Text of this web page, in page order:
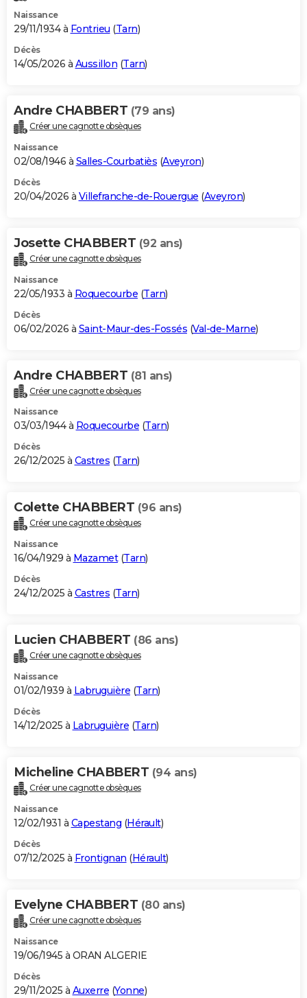
Dictionnaire
Biographies
Citations
Expressions
Proverbes
PROGRAMME TV
S'inscrire
Se connecter
Lycées
Collèges
Primaires
Universités
Entreprises
Service militaire
Avis de recherche
AVIS DE DÉCÈS
Bricolage
Lifestyle
Culture
Sport
Auto
Television
Voyage
Cinema
Naissance
29/11/1934 à Fontrieu (Tarn)
Décès
14/05/2026 à Aussillon (Tarn)
Andre CHABBERT (79 ans)
Créer une cagnotte obsèques
Naissance
02/08/1946 à Salles-Courbatiès (Aveyron)
Décès
20/04/2026 à Villefranche-de-Rouergue (Aveyron)
Josette CHABBERT (92 ans)
Créer une cagnotte obsèques
Naissance
22/05/1933 à Roquecourbe (Tarn)
Décès
06/02/2026 à Saint-Maur-des-Fossés (Val-de-Marne)
Andre CHABBERT (81 ans)
Créer une cagnotte obsèques
Naissance
03/03/1944 à Roquecourbe (Tarn)
Décès
26/12/2025 à Castres (Tarn)
Colette CHABBERT (96 ans)
Créer une cagnotte obsèques
Naissance
16/04/1929 à Mazamet(Tarn)
Décès
24/12/2025 à Castres (Tarn)
Lucien CHABBERT (86 ans)
Créer une cagnotte obsèques
Naissance
01/02/1939 à Labruguière (Tarn)
Décès
14/12/2025 à Labruguière (Tarn)
Micheline CHABBERT (94 ans)
Créer une cagnotte obsèques
Naissance
12/02/1931 à Capestang (Hérault)
Décès
07/12/2025 à Frontignan (Hérault)
Evelyne CHABBERT (80 ans)
Créer une cagnotte obsèques
Naissance
19/06/1945 à ORAN ALGERIE
Décès
29/11/2025 à Auxerre (Yonne)